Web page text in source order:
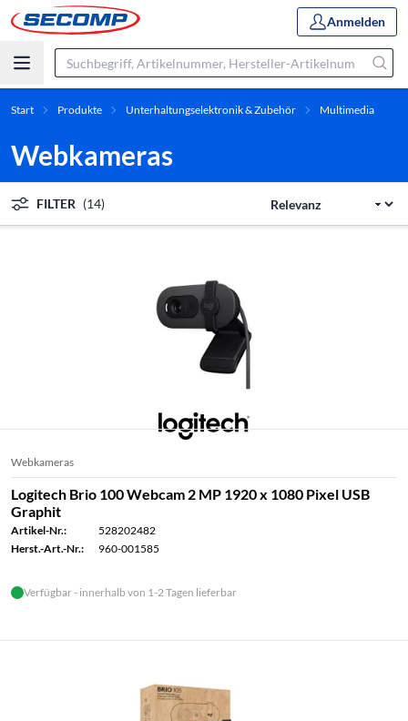
Anmelden
Start Produkte Unterhaltungselektronik & Zubehör Multimedia
Webkameras
FILTER (14)
Webkameras
Logitech Brio 100 Webcam 2 MP 1920 x 1080 Pixel USB
Graphit
Artikel-Nr.:
528202482
Herst.-Art.-Nr.:
960-001585
Verfügbar - innerhalb von 1-2 Tagen lieferbar